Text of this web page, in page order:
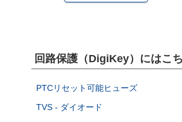
回路保護（DigiKey）にはこ
PTCリセット可能ヒューズ
TVS - ダイオード